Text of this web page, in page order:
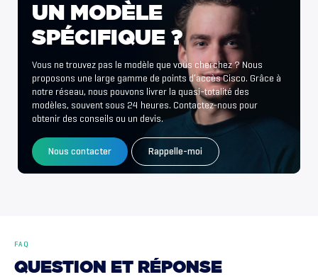
UN
MODÈLE
SPÉCIFIQUE ?
Vous ne trouvez pas le modèle que vous cherchez ? Nous
proposons une large gamme de points d’accès Cisco. Grâce à
notre réseau, nous pouvons livrer la quasi-totalité des
modèles, souvent sous 24 heures. Contactez-nous pour
obtenir des conseils ou un devis.
Nous contacter Rappelle-moi
FAQ
QUESTION ET RÉPONSE